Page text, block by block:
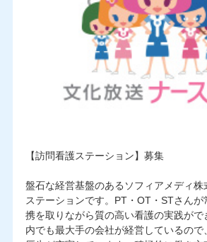
【訪問看護ステーション】募集
盤石な経営基盤のあるソフィアメディ株
ステーションです。PT・OT・STさんが
携を取りながら質の高い看護の実践がで
内でも最大手の会社が経営しているので